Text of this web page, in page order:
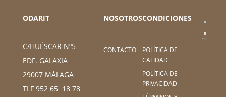
ODARIT
C/HUÉSCAR Nº5
EDF. GALAXIA
29007 MÁLAGA
TLF 952 65 18 78
NOSOTROS
CONTACTO
CONDICIONES
POLÍTICA DE
CALIDAD
POLÍTICA DE
PRIVACIDAD